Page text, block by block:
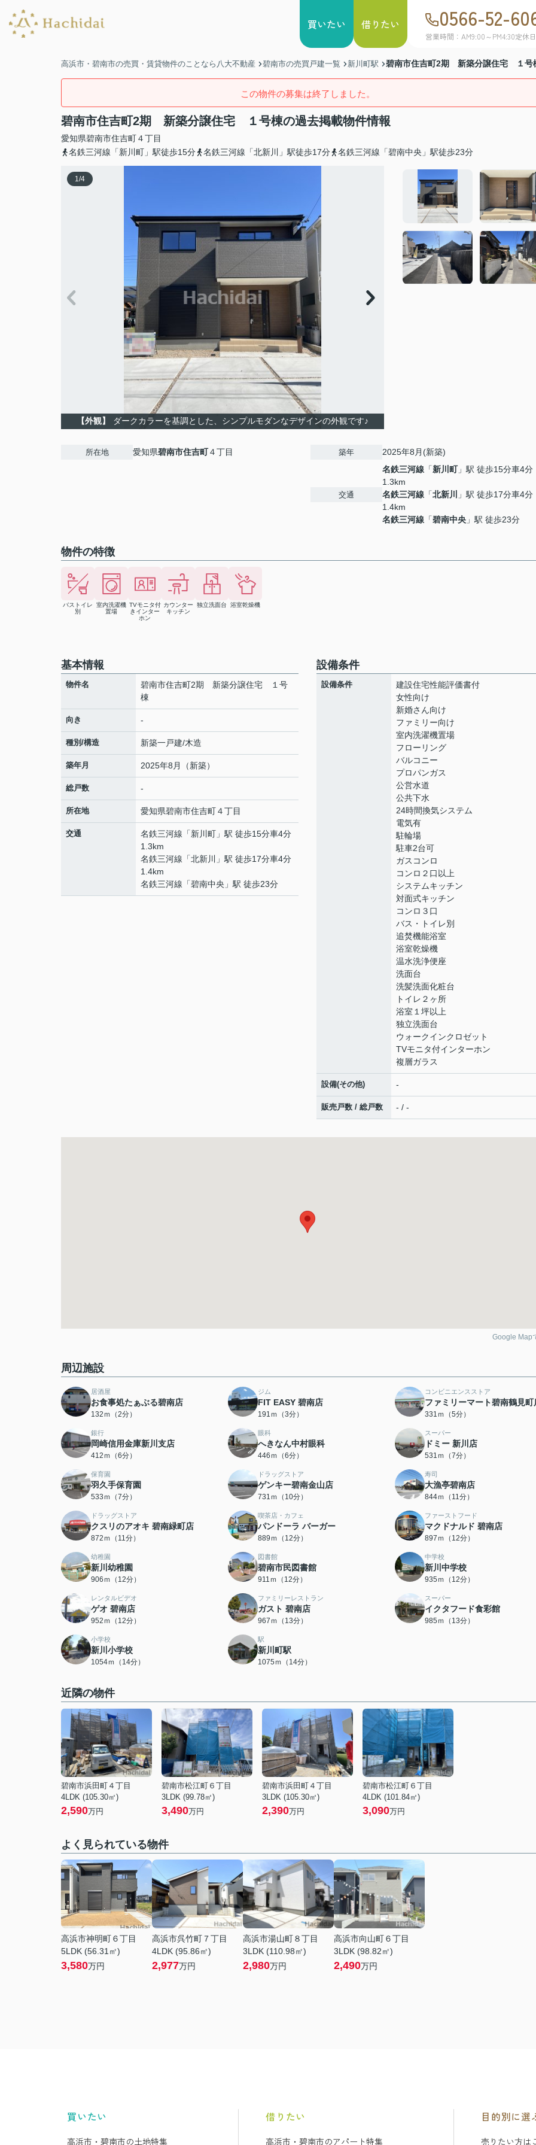
買いたい 借りたい 0566-52-
営業時間：AM9:00～PM4:30定休
高浜市・碧南市の売買・賃貸物件のことなら八大不動産 碧南市の売買戸建一覧 新川町駅 碧南市住吉町2期 新築分譲住宅 １号
この物件の募集は終了しました。
碧南市住吉町2期 新築分譲住宅 １号棟の過去掲載物件情報
愛知県碧南市住吉町４丁目
名鉄三河線「新川町」駅徒歩15分
名鉄三河線「北新川」駅徒歩17分 名鉄三河線「碧南中央」駅徒歩23分
1/4
【外観】 ダークカラーを基調とした、シンプルモダンなデザインの外観です♪
所在地 愛知県碧南市住吉町４丁目 築年 2025年8月(新築)
交通
名鉄三河線 「新川町」駅 徒歩15分車4分
1.3km
名鉄三河線 「北新川
」駅 徒歩17分車4分
1.4km
名鉄三河線 「碧南中央 」駅 徒歩23分
物件の特徴
バストイレ
別
室内洗濯機
置場
TVモニタ付
きインター
ホン
カウンター
キッチン
独立洗面台 浴室乾燥機
基本情報
物件名
碧南市住吉町2期 新築分譲住宅 １号
棟
向き -
種別/構造 新築一戸建/木造
築年月 2025年8月（新築）
総戸数 -
所在地 愛知県碧南市住吉町４丁目
交通 名鉄三河線 「新川町 」駅 徒歩15分車4分
1.3km
名鉄三河線 「北新川
」駅 徒歩17分車4分
1.4km
名鉄三河線 「碧南中央 」駅 徒歩23分
設備条件
設備条件
建設住宅性能評価書付
女性向け
新婚さん向け
ファミリー向け
室内洗濯機置場
フローリング
バルコニー
プロパンガス
公営水道
公共下水
24時間換気システム
電気有
駐輪場
駐車2台可
ガスコンロ
コンロ２口以上
システムキッチン
対面式キッチン
コンロ３口
バス・トイレ別
追焚機能浴室
浴室乾燥機
温水洗浄便座
洗面台
洗髪洗面化粧台
トイレ２ヶ所
浴室１坪以上
独立洗面台
ウォークインクロゼット
TVモニタ付インターホン
複層ガラス
設備(その他) -
販売戸数 / 総戸数 - / -
Google Map
周辺施設
居酒屋
お食事処たぁぶる碧南店
132ｍ（2分）
ジム
FIT EASY 碧南店
191ｍ（3分）
コンビニエンスストア
ファミリーマート碧南鶴見町
331ｍ（5分）
銀行
岡崎信用金庫新川支店
412ｍ（6分）
眼科
へきなん中村眼科
446ｍ（6分）
スーパー
ドミー 新川店
531ｍ（7分）
保育園
羽久手保育園
533ｍ（7分）
ドラッグストア
ゲンキー碧南金山店
731ｍ（10分）
寿司
大漁亭碧南店
844ｍ（11分）
ドラッグストア
クスリのアオキ 碧南緑町店
872ｍ（11分）
喫茶店・カフェ
パンドーラ バーガー
889ｍ（12分）
ファーストフード
マクドナルド 碧南店
897ｍ（12分）
幼稚園
新川幼稚園
906ｍ（12分）
図書館
碧南市民図書館
911ｍ（12分）
中学校
新川中学校
935ｍ（12分）
レンタルビデオ
ゲオ 碧南店
952ｍ（12分）
ファミリーレストラン
ガスト 碧南店
967ｍ（13分）
スーパー
イクタフード食彩館
985ｍ（13分）
小学校
新川小学校
1054ｍ（14分）
駅
新川町駅
1075ｍ（14分）
近隣の物件
碧南市浜田町４丁目
4LDK (105.30㎡)
2,590万円
碧南市松江町６丁目
3LDK (99.78㎡)
3,490万円
碧南市浜田町４丁目
3LDK (105.30㎡)
2,390万円
碧南市松江町６丁目
4LDK (101.84㎡)
3,090万円
よく見られている物件
高浜市神明町６丁目
5LDK (56.31㎡)
3,580万円
高浜市呉竹町７丁目
4LDK (95.86㎡)
2,977万円
高浜市湯山町８丁目
3LDK (110.98㎡)
2,980万円
高浜市向山町６丁目
3LDK (98.82㎡)
2,490万円
買いたい
高浜市・碧南市の土地特集
借りたい
高浜市・碧南市のアパート特集
目的別に選
売りたい方は